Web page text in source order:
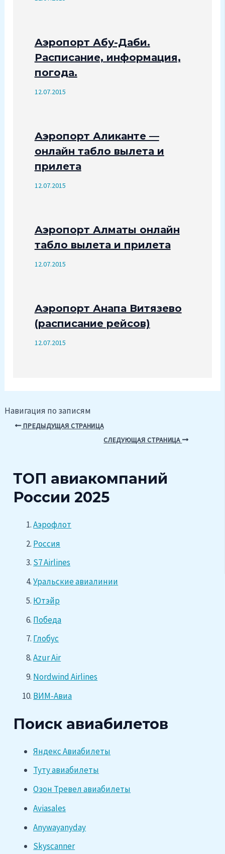
Аэропорт Абу-Даби.
Расписание, информация,
погода.
12.07.2015
Аэропорт Аликанте —
онлайн табло вылета и
прилета
12.07.2015
Аэропорт Алматы онлайн
табло вылета и прилета
12.07.2015
Аэропорт Анапа Витязево
(расписание рейсов)
12.07.2015
Навигация по записям
ПРЕДЫДУЩАЯ СТРАНИЦА
СЛЕДУЮЩАЯ СТРАНИЦА
ТОП авиакомпаний
России 2025
Аэрофлот
Россия
S7 Airlines
Уральские авиалинии
Ютэйр
Победа
Глобус
Azur Air
Nordwind Airlines
ВИМ-Авиа
Поиск авиабилетов
Яндекс Авиабилеты
Туту авиабилеты
Озон Тревел авиабилеты
Aviasales
Anywayanyday
Skyscanner